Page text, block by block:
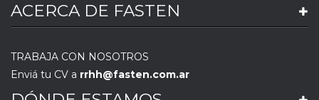
ACERCA DE FASTEN
TRABAJA CON NOSOTROS
Enviá tu CV a rrhh@fasten.com.ar